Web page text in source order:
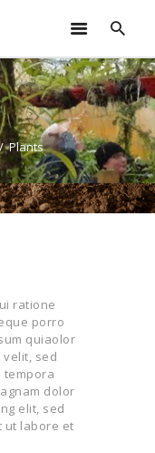
Plants
ratione
porro
quiaolor
velit, sed
tempora
dolor
elit, sed
ut labore et